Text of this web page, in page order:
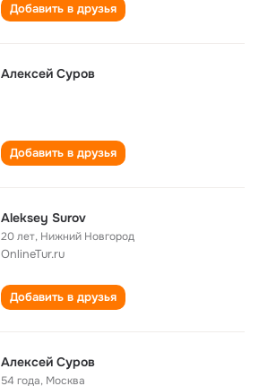
Добавить в друзья
Алексей Суров
Добавить в друзья
Aleksey Surov
20 лет, Нижний Новгород
OnlineTur.ru
Добавить в друзья
Алексей Суров
54 года, Москва